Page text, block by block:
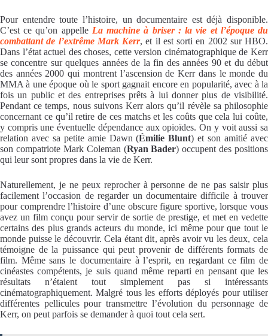
Pour entendre toute l’histoire, un documentaire est déjà disponible.
C’est ce qu’on appelle La machine à briser : la vie et l’époque du
combattant de l’extrême Mark Kerr, et il est sorti en 2002 sur HBO.
Dans l’état actuel des choses, cette version cinématographique de Kerr
se concentre sur quelques années de la fin des années 90 et du début
des années 2000 qui montrent l’ascension de Kerr dans le monde du
MMA à une époque où le sport gagnait encore en popularité, avec à la
fois un public et des entreprises prêts à lui donner plus de visibilité.
Pendant ce temps, nous suivons Kerr alors qu’il révèle sa philosophie
concernant ce qu’il retire de ces matchs et les coûts que cela lui coûte,
y compris une éventuelle dépendance aux opioïdes. On y voit aussi sa
relation avec sa petite amie Dawn (Émilie Blunt) et son amitié avec
son compatriote Mark Coleman (Ryan Bader) occupent des positions
qui leur sont propres dans la vie de Kerr.
Naturellement, je ne peux reprocher à personne de ne pas saisir plus
facilement l’occasion de regarder un documentaire difficile à trouver
pour comprendre l’histoire d’une obscure figure sportive, lorsque vous
avez un film conçu pour servir de sortie de prestige, et met en vedette
certains des plus grands acteurs du monde, ici même pour que tout le
monde puisse le découvrir. Cela étant dit, après avoir vu les deux, cela
témoigne de la puissance qui peut provenir de différents formats de
film. Même sans le documentaire à l’esprit, en regardant ce film de
cinéastes compétents, je suis quand même reparti en pensant que les
résultats n’étaient tout simplement pas si intéressants
cinématographiquement. Malgré tous les efforts déployés pour utiliser
différentes pellicules pour transmettre l’évolution du personnage de
Kerr, on peut parfois se demander à quoi tout cela sert.